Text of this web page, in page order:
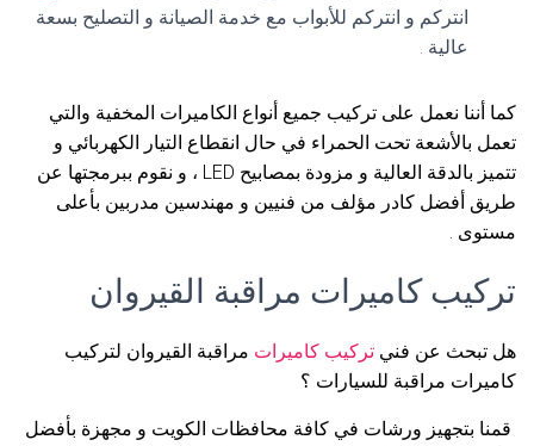
انتركم و انتركم للأبواب مع خدمة الصيانة و التصليح بسعة
عالية .
كما أننا نعمل على تركيب جميع أنواع الكاميرات المخفية والتي
تعمل بالأشعة تحت الحمراء في حال انقطاع التيار الكهربائي و
تتميز بالدقة العالية و مزودة بمصابيح LED ، و نقوم ببرمجتها عن
طريق أفضل كادر مؤلف من فنيين و مهندسين مدربين بأعلى
مستوى .
تركيب كاميرات مراقبة القيروان
هل تبحث عن فني تركيب كاميرات مراقبة القيروان لتركيب
كاميرات مراقبة للسيارات ؟
قمنا بتجهيز ورشات في كافة محافظات الكويت و مجهزة بأفضل